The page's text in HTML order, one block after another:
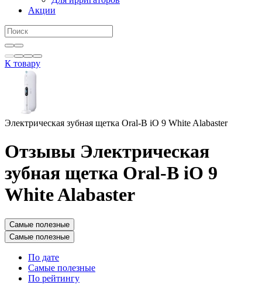
Акции
К товару
Электрическая зубная щетка Oral-B iO 9 White Alabaster
Отзывы Электрическая
зубная щетка Oral-B iO 9
White Alabaster
Самые полезные
Самые полезные
По дате
Самые полезные
По рейтингу